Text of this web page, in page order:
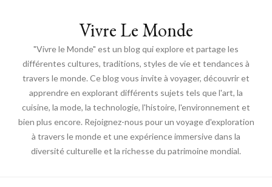
Vivre Le Monde
"Vivre le Monde" est un blog qui explore et partage les
différentes cultures, traditions, styles de vie et tendances à
travers le monde. Ce blog vous invite à voyager, découvrir et
apprendre en explorant différents sujets tels que l'art, la
cuisine, la mode, la technologie, l'histoire, l'environnement et
bien plus encore. Rejoignez-nous pour un voyage d'exploration
à travers le monde et une expérience immersive dans la
diversité culturelle et la richesse du patrimoine mondial.